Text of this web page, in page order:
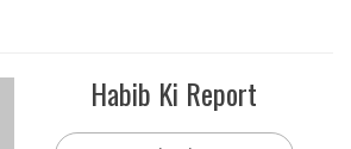
Habib Ki Report